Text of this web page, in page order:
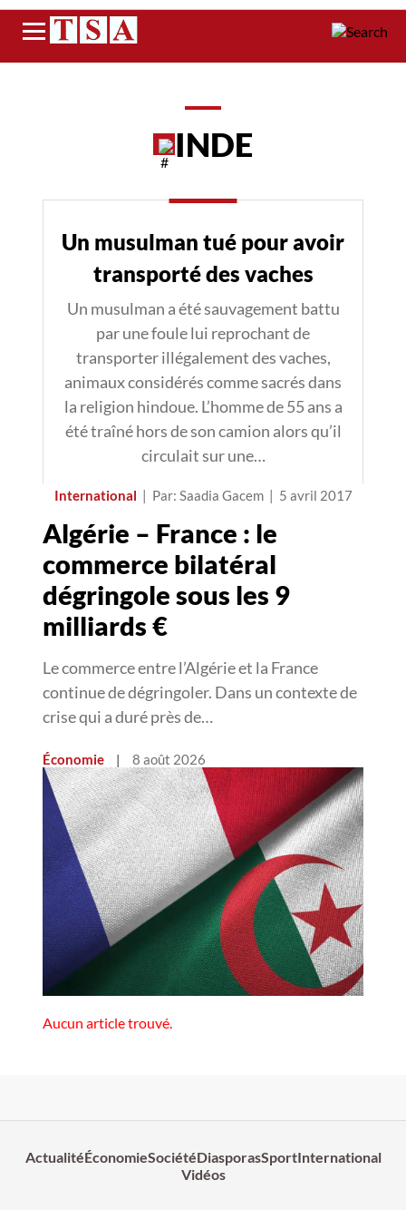
Menu
INDE
Un musulman tué pour avoir
transporté des vaches
Un musulman a été sauvagement battu
par une foule lui reprochant de
transporter illégalement des vaches,
animaux considérés comme sacrés dans
la religion hindoue. L’homme de 55 ans a
été traîné hors de son camion alors qu’il
circulait sur une…
International | Par: Saadia Gacem | 5 avril 2017
Algérie – France : le
commerce bilatéral
dégringole sous les 9
milliards €
Le commerce entre l’Algérie et la France
continue de dégringoler. Dans un contexte de
crise qui a duré près de…
Économie | 8 août 2026
Aucun article trouvé.
ActualitéÉconomieSociétéDiasporasSportInternational
Vidéos